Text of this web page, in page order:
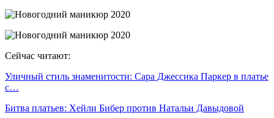
Сейчас читают:
Уличный стиль знаменитости: Сара Джессика Паркер в платье
с…
Битва платьев: Хейли Бибер против Натальи Давыдовой